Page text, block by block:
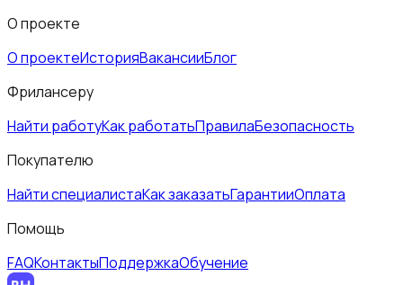
О проекте
О проектеИсторияВакансииБлог
Фрилансеру
Найти работуКак работатьПравилаБезопасность
Покупателю
Найти специалистаКак заказатьГарантииОплата
Помощь
FAQКонтактыПоддержкаОбучение